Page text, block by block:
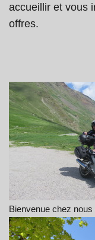
accueillir et vous
offres.
Bienvenue chez